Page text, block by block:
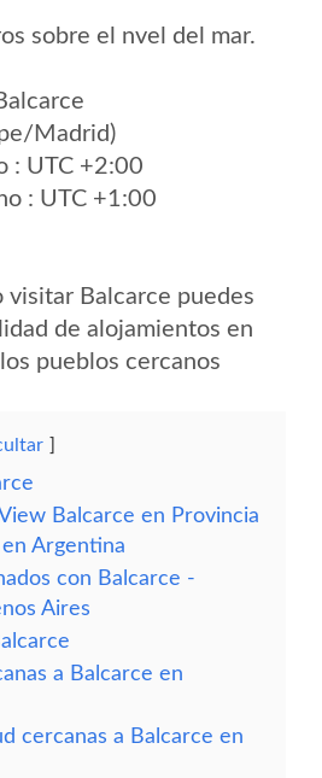
sobre el nvel del mar.
Madrid)
: UTC +2:00
: UTC +1:00
visitar Balcarce puedes
de alojamientos en
pueblos cercanos
Balcarce en Provincia
Argentina
con Balcarce -
Aires
a Balcarce en
cercanas a Balcarce en